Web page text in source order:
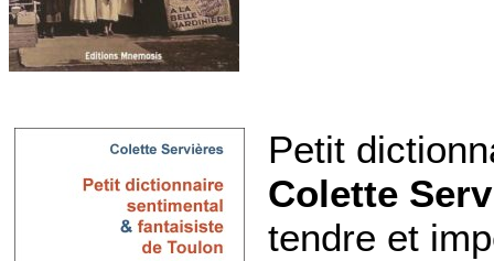
Petit
Colette
tendre et